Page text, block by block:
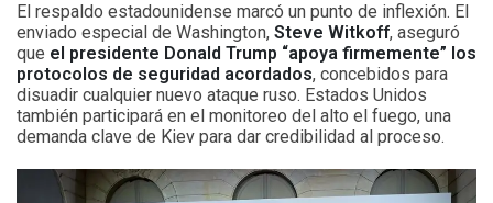
El respaldo estadounidense marcó un punto de inflexión. El
enviado especial de Washington, Steve Witkoff, aseguró
que el presidente Donald Trump “apoya firmemente” los
protocolos de seguridad acordados, concebidos para
disuadir cualquier nuevo ataque ruso. Estados Unidos
también participará en el monitoreo del alto el fuego, una
demanda clave de Kiev para dar credibilidad al proceso.